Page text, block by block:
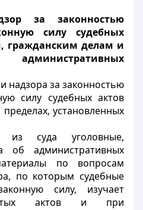
за законностью
силу судебных
гражданским делам и
надзора за законностью
силу судебных актов
установленных
из суда уголовные,
об административных
по вопросам
по которым судебные
силу, изучает
актов и при